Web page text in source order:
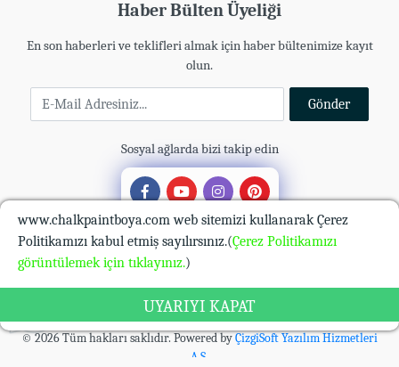
Haber Bülten Üyeliği
En son haberleri ve teklifleri almak için haber bültenimize kayıt
olun.
E-Mail Adresiniz
Gönder
Sosyal ağlarda bizi takip edin
© 2026 Tüm hakları saklıdır. Powered byÇizgiSoft Yazılım Hizmetleri
A.Ş.
www.chalkpaintboya.com web sitemizi kullanarak Çerez
Politikamızı kabul etmiş sayılırsınız.(Çerez Politikamızı
görüntülemek için tıklayınız.)
UYARIYI KAPAT